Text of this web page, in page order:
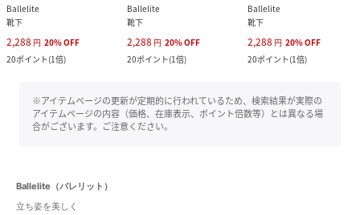
Ballelite
靴下
2,288 円 20%OFF
20ポイント(1倍)
Ballelite
靴下
2,288 円 20%OFF
20ポイント(1倍)
Ballelite
靴下
2,288 円 20%OFF
20ポイント(1倍)
※アイテムページの更新が定期的に行われているため、検索結果が実際の
アイテムページの内容（価格、在庫表示、ポイント倍数等）とは異なる場
合がございます。ご注意ください。
Ballelite（バレリット）
立ち姿を美しく